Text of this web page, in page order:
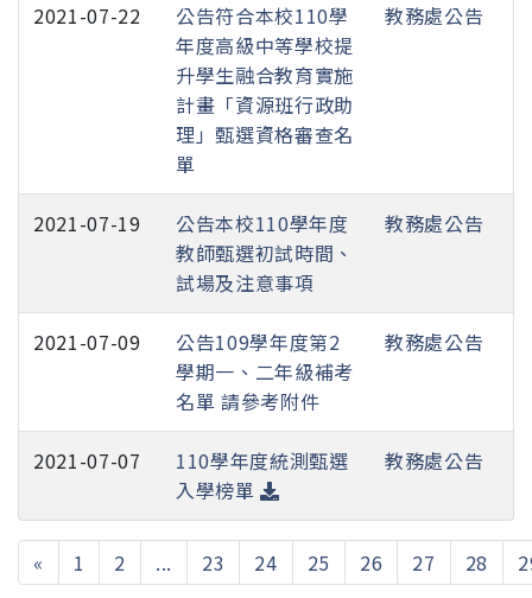
2021-07-22
公告符合本校110學
年度高級中等學校提
升學生融合教育實施
計畫「資源班行政助
理」甄選資格審查名
單
教務處公告
2021-07-19
公告本校110學年度
教師甄選初試時間、
試場及注意事項
教務處公告
2021-07-09
公告109學年度第2
學期一、二年級補考
名單 請參考附件
教務處公告
2021-07-07
110學年度統測甄選
入學榜單
教務處公告
« 1 2 ... 23 24 25 26 27 28